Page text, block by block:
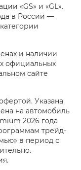
«GS» и «GL».
в России —
и наличии
официальных
сайте
Указана
на автомобиль
2026 года
трейд-
в период с